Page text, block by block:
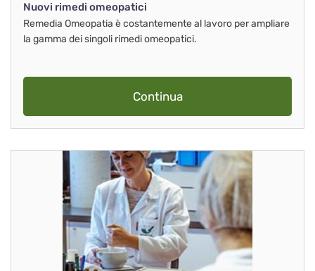
Nuovi rimedi omeopatici
Remedia Omeopatia è costantemente al lavoro per ampliare
la gamma dei singoli rimedi omeopatici.
Continua